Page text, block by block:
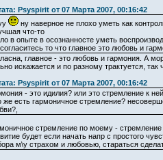
Psyspirit от 07 Марта 2007, 00:16:42
ну наверное не плохо уметь как
что-то
в опыте в осознанносте уметь
то что главное это любовь и
главное - это любовь и гармония. А
искажается и по разному трактуется,
Psyspirit от 07 Марта 2007, 00:16:42
- это идилия? или это стремление к
же есть гармоничное стремление?
стремление по моему -
будет если начать напр с простого
м\у страхом и любовью, стараться